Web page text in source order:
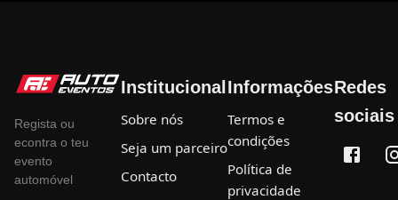
Regista ou
econtra o teu
evento
automóvel
Institucional
Sobre nós
Seja um parceiro
Contacto
Informações
Termos e
condições
Política de
privacidade
Redes
sociais